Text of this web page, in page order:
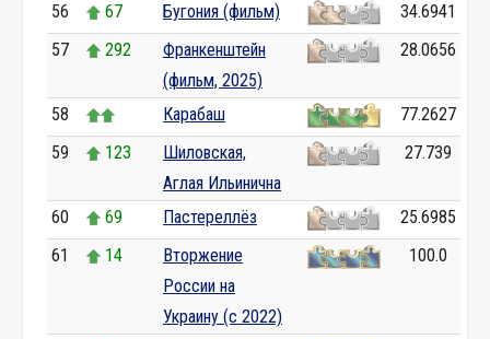
56 67 Бугония (фильм)
34.6941
57
292
Франкенштейн
(фильм, 2025)
28.0656
58 Карабаш
77.2627
59
123
Шиловская,
Аглая Ильинична
27.739
60 69 Пастереллёз
25.6985
61
14
Вторжение
России на
Украину (с 2022)
100.0